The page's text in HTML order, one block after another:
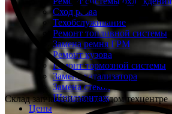
Сход развал
Техобслуживание
Ремонт топливной системы
Замена ремня ГРМ
Ремонт кузова
Ремонт тормозной системы
Замена катализатора
Замена стекол
Шиномонтаж
Цены
Склад запчастей при каждом техцентре